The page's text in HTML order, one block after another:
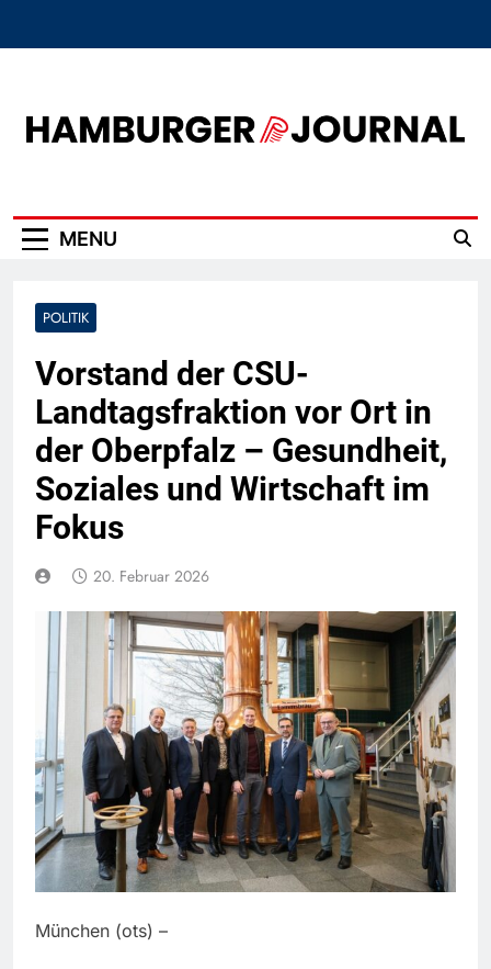
MENU
POLITIK
Vorstand der CSU-
Landtagsfraktion vor Ort in
der Oberpfalz – Gesundheit,
Soziales und Wirtschaft im
Fokus
20. Februar 2026
München (ots) –